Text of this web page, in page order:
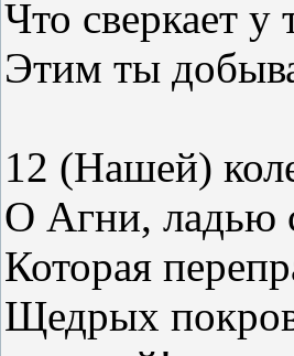
Что сверкает у
Этим ты
12 (Нашей)
О Агни, ладью
Которая
Щедрых